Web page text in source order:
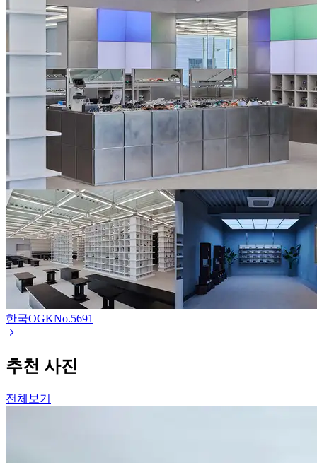
한국OGKNo.5691
추천 사진
전체보기